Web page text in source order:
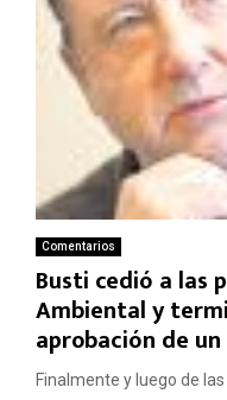
Comentarios
Busti cedió a las
Ambiental y
aprobación de
Finalmente y luego de